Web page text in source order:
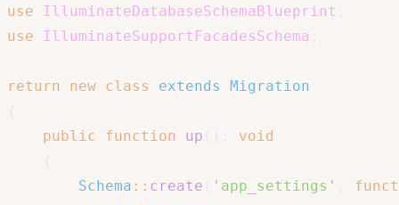
use
IlluminateDatabaseSchemaBlueprint
use
IlluminateSupportFacadesSchema
return new class extends
Migration
public
function up
void
Schema :: create 'app_settings'